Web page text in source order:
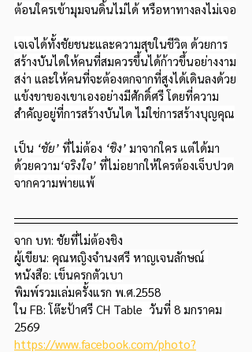
ต้อนใครเข้ามุมจนดิ้นไม่ได้ หรือหาทางลงไม่เจอ
เจเจได้ทั้งชัยชนะและความสุขในชีวิต ด้วยการ
สร้างบันไดให้คนที่สมควรขึ้นได้ก้าวขึ้นอย่างงาม
สง่า และให้คนที่จะต้องตกจากที่สูงได้เดินลงด้วย
แข้งขาของเขาเองอย่างมีศักดิ์ศรี โดยที่ความ
สำคัญอยู่ที่การสร้างบันได ไม่ใช่การสร้างบุญคุณ
เป็น ‘ชัย’ ที่ไม่ต้อง ‘ชิง’ มาจากใคร แต่ได้มา
ด้วยความ‘จริงใจ’ ที่ไม่อยากให้ใครต้องเจ็บปวด
จากความพ่ายแพ้
จาก บท: ชัยที่ไม่ต้องชิง
ผู้เขียน: คุณหญิงจำนงศรี หาญเจนลักษณ์
หนังสือ: เข็นครกตัวเบา
พิมพ์รวมเล่มครั้งแรก พ.ศ.2558
ใน FB: โต๊ะป้าศรี CH Table  วันที่ 8 มกราคม
2569
https://www.facebook.com/photo?